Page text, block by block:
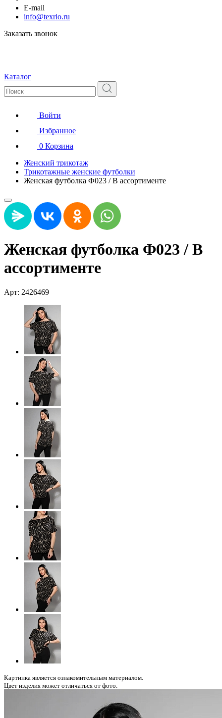
E-mail
info@texrio.ru
Заказать звонок
Каталог
Войти
Избранное
0 Корзина
Женский трикотаж
Трикотажные женские футболки
Женская футболка Ф023 / В ассортименте
Женская футболка Ф023 / В
ассортименте
Арт: 2426469
Картинка является ознакомительным материалом.
Цвет изделия может отличаться от фото.